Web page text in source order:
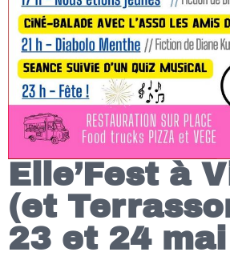
Elle’Fest à
(et
23 et 24 mai